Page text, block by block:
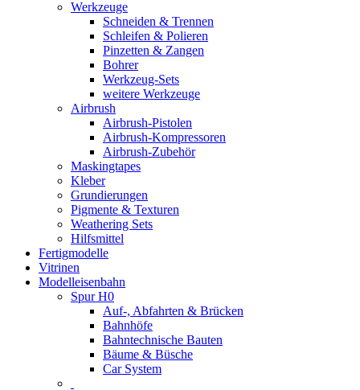
Werkzeuge
Schneiden & Trennen
Schleifen & Polieren
Pinzetten & Zangen
Bohrer
Werkzeug-Sets
weitere Werkzeuge
Airbrush
Airbrush-Pistolen
Airbrush-Kompressoren
Airbrush-Zubehör
Maskingtapes
Kleber
Grundierungen
Pigmente & Texturen
Weathering Sets
Hilfsmittel
Fertigmodelle
Vitrinen
Modelleisenbahn
Spur H0
Auf-, Abfahrten & Brücken
Bahnhöfe
Bahntechnische Bauten
Bäume & Büsche
Car System